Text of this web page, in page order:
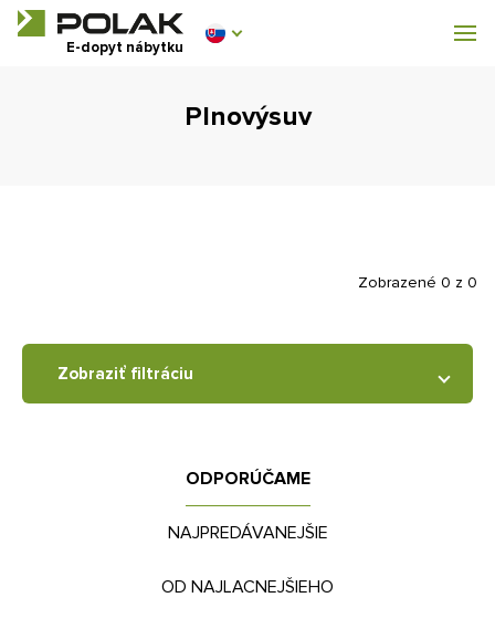
E-dopyt nábytku
Dílenský nábytek
Plnovýsuv
ODPORÚČAME
NAJPREDÁVANEJŠIE
OD NAJLACNEJŠIEHO
Zobrazené 0 z 0
Zobraziť filtráciu